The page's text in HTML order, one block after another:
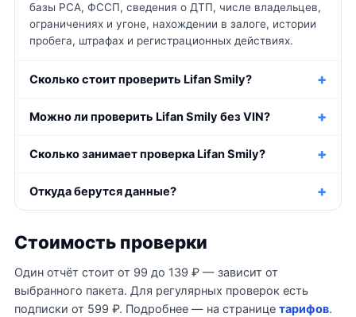
базы РСА, ФССП, сведения о ДТП, числе владельцев,
ограничениях и угоне, нахождении в залоге, истории
пробега, штрафах и регистрационных действиях.
Сколько стоит проверить Lifan Smily?
Можно ли проверить Lifan Smily без VIN?
Сколько занимает проверка Lifan Smily?
Откуда берутся данные?
Стоимость проверки
Один отчёт стоит от 99 до 139 ₽ — зависит от
выбранного пакета. Для регулярных проверок есть
подписки от 599 ₽. Подробнее — на странице тарифов.